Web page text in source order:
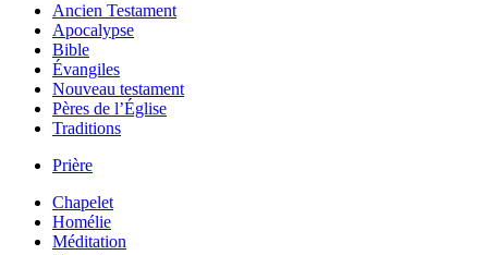
Ancien Testament
Apocalypse
Bible
Évangiles
Nouveau testament
Pères de l’Église
Traditions
Prière
Chapelet
Homélie
Méditation